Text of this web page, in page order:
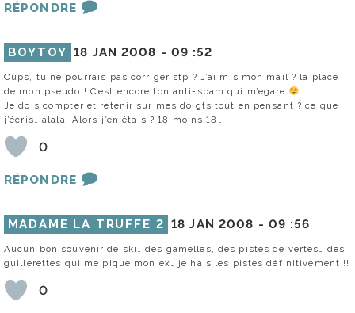
RÉPONDRE
BOYTOY 18 JAN 2008 - 09 :52
Oups, tu ne pourrais pas corriger stp ? J’ai mis mon mail ? la place
de mon pseudo ! C’est encore ton anti-spam qui m’égare
Je dois compter et retenir sur mes doigts tout en pensant ? ce que
j’écris… alala. Alors j’en étais ? 18 moins 18…
0
RÉPONDRE
MADAME LA TRUFFE 2 18 JAN 2008 - 09 :56
Aucun bon souvenir de ski… des gamelles, des pistes de vertes… des
guillerettes qui me pique mon ex… je hais les pistes définitivement !!
0